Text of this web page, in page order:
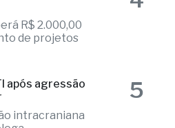
de
R$ 2.000,00
após agressão